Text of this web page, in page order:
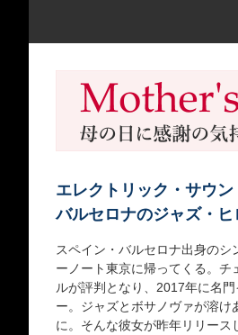
エレクトリック・サウ
バルセロナのジャズ・
スペイン・バルセロナ出身の
ーノート東京に帰ってくる。
ルが評判となり、2017年に名
ー。ジャズとボサノヴァが溶
に。そんな彼女が昨年リリー